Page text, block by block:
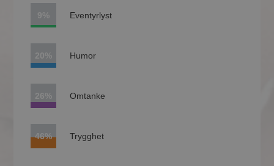
9% Eventyrlyst
20% Humor
26% Omtanke
46% Trygghet